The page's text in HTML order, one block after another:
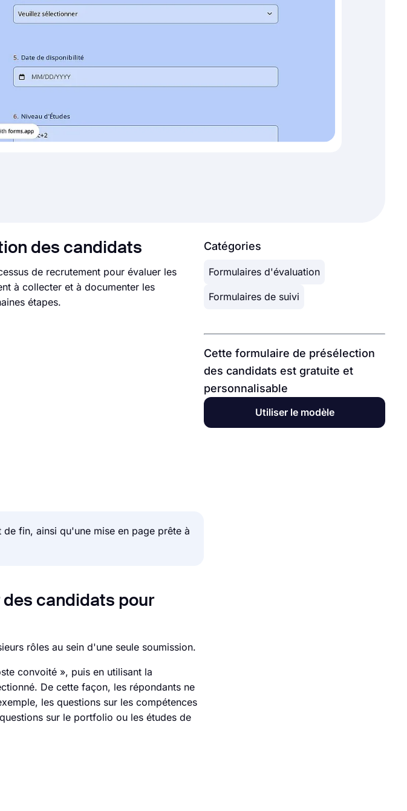
des candidats
de recrutement pour évaluer les
à collecter et à documenter les
étapes.
fin, ainsi qu'une mise en page prête à
candidats pour
rôles au sein d'une seule soumission.
convoité », puis en utilisant la
De cette façon, les répondants ne
les questions sur les compétences
sur le portfolio ou les études de
Catégories
Formulaires d'évaluation
Formulaires de suivi
Cette formulaire de présélection
des candidats est gratuite et
personnalisable
Utiliser le modèle